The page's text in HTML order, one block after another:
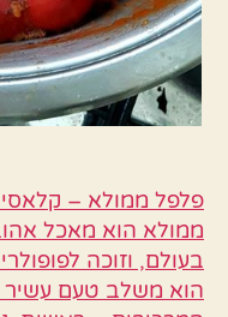
פלפל ממולא –
ממולא הוא מאכל
בעולם, וזוכה